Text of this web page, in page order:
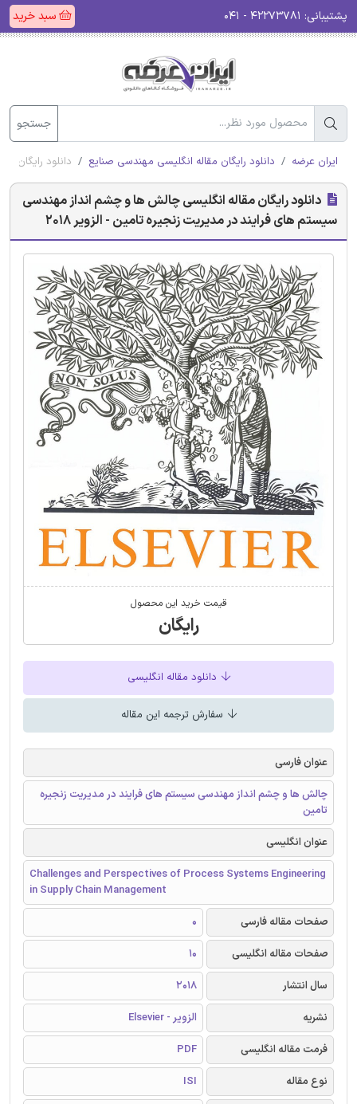
پشتیبانی: سبد خرید
جستجو
ایران عرضه دانلود رایگان مقاله انگلیسی مهندسی صنایع دانلود رایگان
دانلود رایگان مقاله انگلیسی چالش ها و چشم انداز مهندسی
سیستم های فرایند در مدیریت زنجیره تامین - الزویر 2018
قیمت خرید این محصول
رایگان
دانلود مقاله انگلیسی
سفارش ترجمه این مقاله
عنوان فارسی
چالش ها و چشم انداز مهندسی سیستم های فرایند در مدیریت زنجیره
تامین
عنوان انگلیسی
Challenges and Perspectives of Process Systems Engineering
in Supply Chain Management
صفحات مقاله فارسی
0
صفحات مقاله انگلیسی
10
سال انتشار
2018
نشریه
الزویر - Elsevier
فرمت مقاله انگلیسی
PDF
نوع مقاله
ISI